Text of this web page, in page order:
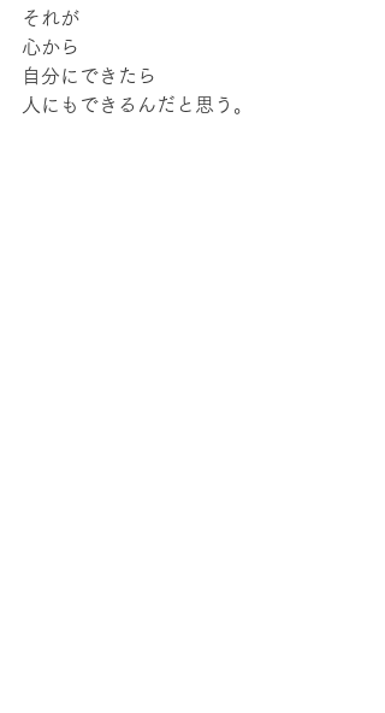
それが
心から
自分にできたら
人にもできるんだと思う。